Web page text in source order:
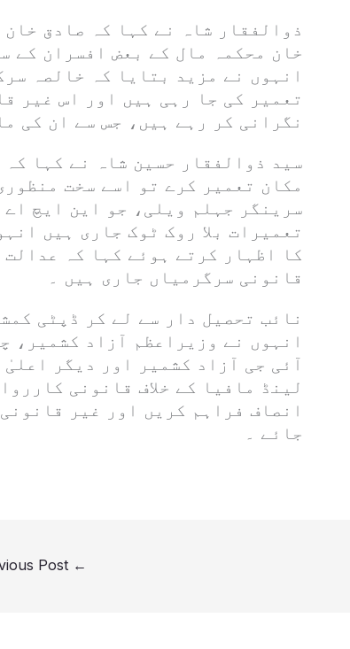
ذوالفقار شاہ نے کہا کہ صادق
خان محکمہ مال کے بعض افسران کے
انہوں نے مزید بتایا کہ خالصہ
تعمیر کی جا رہی ہیں اور اس غیر
نگرانی کر رہے ہیں، جس سے ان کی
سید ذوالفقار حسین شاہ نے کہا
مکان تعمیر کرے تو اسے سخت
سرینگر جہلم ویلی، جو این ایچ
تعمیرات بلا روک ٹوک جاری ہیں
کا اظہار کرتے ہوئے کہا کہ
قانونی سرگرمیاں جاری ہیں ۔
نائب تحصیل دار سے لے کر ڈپٹی
انہوں نے وزیراعظم آزاد کشمیر،
آئی جی آزاد کشمیر اور دیگر
لینڈ مافیا کے خلاف قانونی
انصاف فراہم کریں اور غیر
جائے ۔
←